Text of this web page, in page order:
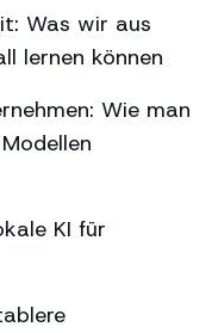
Was wir aus
lernen können
Wie man
KI für